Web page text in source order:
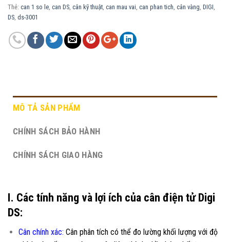
Thẻ: can 1 so le, can DS, cân kỹ thuật, can mau vai, can phan tich, cân vàng, DIGI,
DS, ds-3001
MÔ TẢ SẢN PHẨM
CHÍNH SÁCH BẢO HÀNH
CHÍNH SÁCH GIAO HÀNG
I. Các tính năng và lợi ích của cân điện tử Digi
DS:
Cân chính xác: Cân phân tích có thể đo lường khối lượng với độ